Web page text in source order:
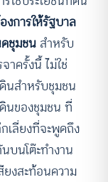
งการให้รัฐบาล
ชุมชน สำหรับ
าครั้งนี้ ไม่ใช่
นสำหรับชุมชน
นของชุมชน ที่
ลี่ยงที่จะพูดถึง
บนโต๊ะทำงาน
ยงสะท้อนความ